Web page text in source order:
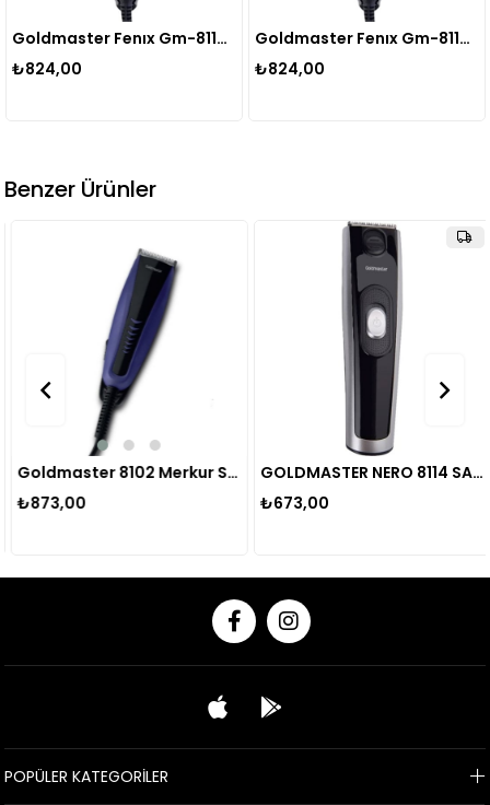
Goldmaster Fenıx Gm-8118 Kablolu Sac Sakal Sekıllendırme
₺824,00
Goldmaster Fenıx Gm-8118 Kablolu Sac Sakal Sekıllendırme
₺824,00
Benzer Ürünler
Goldmaster 8102 Merkur Sac Kesme Makınası
₺873,00
GOLDMASTER NERO 8114 SAC KESME MAKINESI
₺673,00
POPÜLER KATEGORİLER